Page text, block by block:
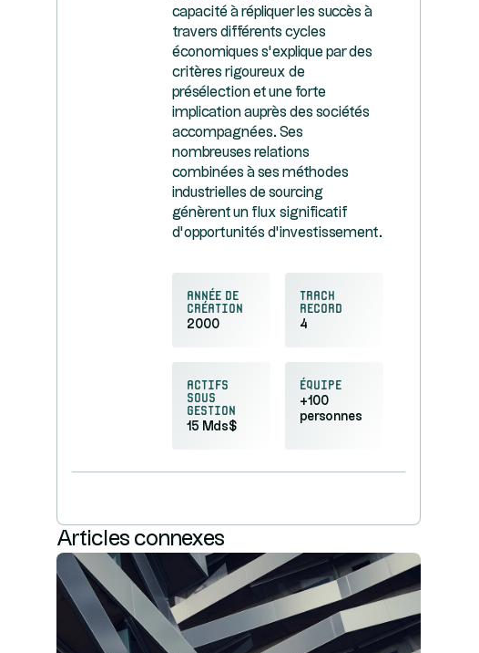
capacité à répliquer les succès à
travers différents cycles
économiques s’explique par des
critères rigoureux de
présélection et une forte
implication auprès des sociétés
accompagnées. Ses
nombreuses relations
combinées à ses méthodes
industrielles de sourcing
génèrent un flux significatif
d’opportunités d’investissement.
Année de
création
2000
Track
record
4
Actifs
sous
gestion
15 Mds$
équipe
+100
personnes
Articles connexes